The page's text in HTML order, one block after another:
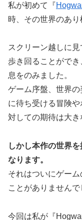
私が初めて『
時、その世界のあり
スクリーン越しに
歩き回ることがで
息をのみました。
ゲーム序盤、世界
に待ち受ける冒険
対しての期待は大き
しかし本作の世界
なります。
それはついにゲー
ことがありませんで
今回は私が『